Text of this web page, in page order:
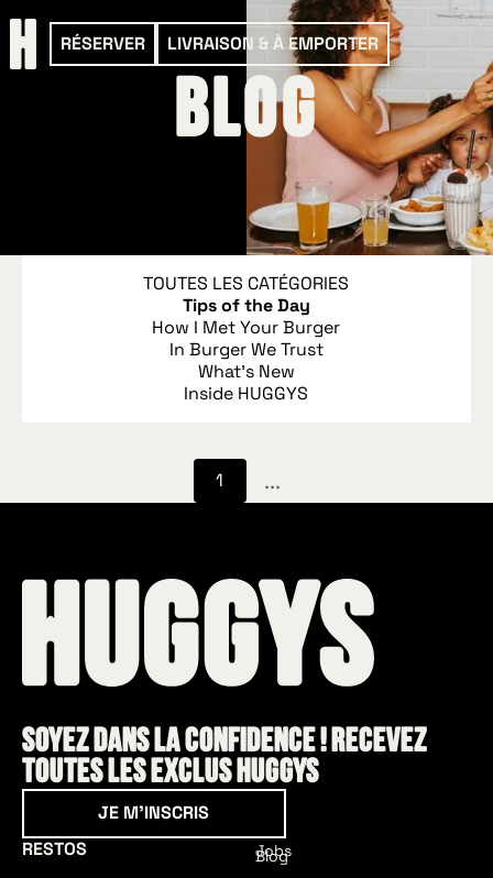
RÉSERVER LIVRAISON & À EMPORTER
Blog
TOUTES LES CATÉGORIES
Tips of the Day
How I Met Your Burger
In Burger We Trust
What's New
Inside HUGGYS
1 ...
Soyez dans la confidence ! Recevez
toutes les exclus HUGGYS
JE M'INSCRIS
RESTOS
Jobs
Blog